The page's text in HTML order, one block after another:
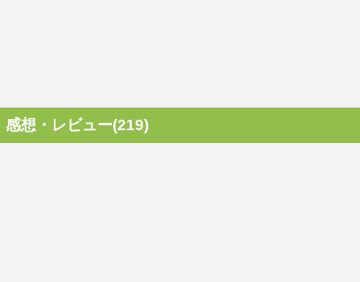
感想・レビュー(219)